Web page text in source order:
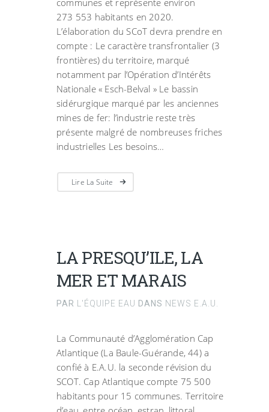
communes et représente environ
273 553 habitants en 2020.
L’élaboration du SCoT devra prendre en
compte : Le caractère transfrontalier (3
frontières) du territoire, marqué
notamment par l’Opération d’Intérêts
Nationale « Esch-Belval » Le bassin
sidérurgique marqué par les anciennes
mines de fer: l’industrie reste très
présente malgré de nombreuses friches
industrielles Les besoins…
Lire La Suite
LA PRESQU’ILE, LA
MER ET MARAIS
PAR L'ÉQUIPE EAU DANS NEWS E.A.U.
La Communauté d’Agglomération Cap
Atlantique (La Baule-Guérande, 44) a
confié à E.A.U. la seconde révision du
SCOT. Cap Atlantique compte 75 500
habitants pour 15 communes. Territoire